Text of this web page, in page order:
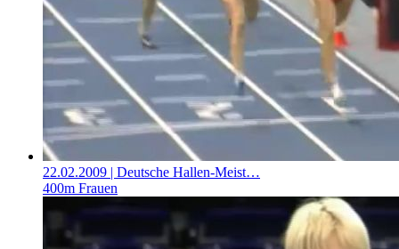
22.02.2009 | Deutsche Hallen-Meist…
400m Frauen